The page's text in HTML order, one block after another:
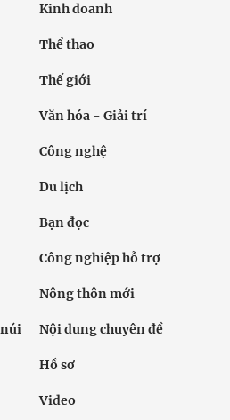
Kinh doanh
Thể thao
Thế giới
Văn hóa - Giải trí
Công nghệ
Du lịch
Bạn đọc
Công nghiệp hỗ trợ
Nông thôn mới
Nội dung chuyên đề
Hồ sơ
Video